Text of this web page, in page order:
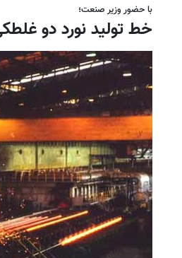
با حضور وزیر صنعت؛
خط تولید نورد دو